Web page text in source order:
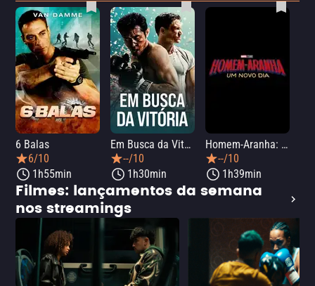
6 Balas
6/10
1h55min
Em Busca da Vitória
--/10
1h30min
Homem-Aranha: Um Novo Dia
--/10
1h39min
Filmes: lançamentos da semana
nos streamings